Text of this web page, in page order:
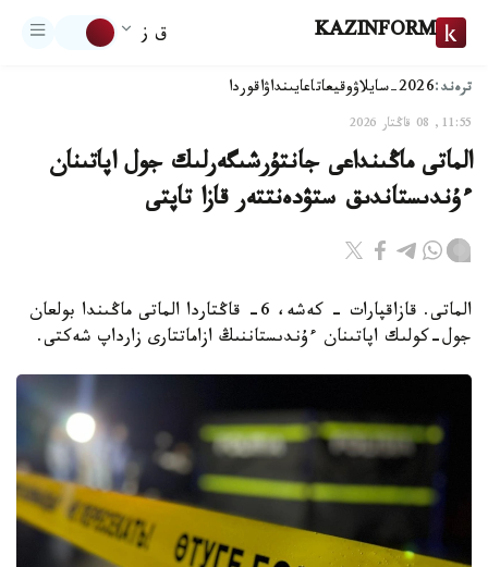
KAZINFORM ق ز
ترەند:2026-سايلاۋ وقيعاتاعايىنداۋاقوردا
11:55, 08 قاڭتار 2026
الماتى ماڭىنداعى جانتۇرشىگەرلىك جول اپاتىنان
ءۇندىستاندىق ستۋدەنتتەر قازا تاپتى
الماتى. قازاقپارات - كەشە، 6- قاڭتاردا الماتى ماڭىندا بولعان
جول-كولىك اپاتىنان ءۇندىستاننىڭ ازاماتتارى زارداپ شەكتى.